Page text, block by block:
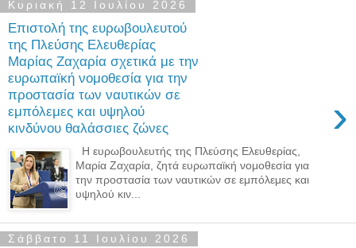
Κυριακή 12 Ιουλίου 2026
Επιστολή της ευρωβουλευτού
της Πλεύσης Ελευθερίας
Μαρίας Ζαχαρία σχετικά με την
ευρωπαϊκή νομοθεσία για την
προστασία των ναυτικών σε
εμπόλεμες και υψηλού
κινδύνου θαλάσσιες ζώνες
›
Η ευρωβουλευτής της Πλεύσης Ελευθερίας,
Μαρία Ζαχαρία, ζητά ευρωπαϊκή νομοθεσία για
την προστασία των ναυτικών σε εμπόλεμες και
υψηλού κιν...
Σάββατο 11 Ιουλίου 2026